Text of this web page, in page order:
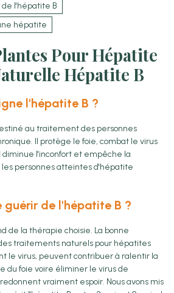
l'hépatite B
hépatite
Pour Hépatite
Hépatite B
l'hépatite B ?
au traitement des personnes
Il protège le foie, combat le virus
diminue l'inconfort et empêche la
personnes atteintes d'hépatite
guérir de l'hépatite B ?
de la thérapie choisie. La bonne
traitements naturels pour hépatites
le virus, peuvent contribuer à ralentir la
du foie voire éliminer le virus de
vraiment espoir. Nous avons mis